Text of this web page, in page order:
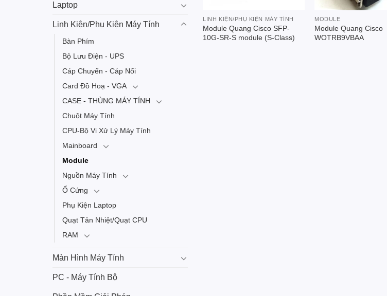
Laptop
Linh Kiện/Phụ Kiện Máy Tính
Bàn Phím
Bộ Lưu Điện - UPS
Cáp Chuyển - Cáp Nối
Card Đồ Hoạ - VGA
CASE - THÙNG MÁY TÍNH
Chuột Máy Tính
CPU-Bộ Vi Xử Lý Máy Tính
Mainboard
Module
Nguồn Máy Tính
Ổ Cứng
Phụ Kiện Laptop
Quạt Tản Nhiệt/Quạt CPU
RAM
Màn Hình Máy Tính
PC - Máy Tính Bộ
LINH KIỆN/PHỤ KIỆN MÁY TÍNH
Module Quang Cisco SFP-
10G-SR-S module (S-Class)
MODULE
Module Quang Cisco
WOTRB9VBAA